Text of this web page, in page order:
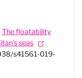
The floatability
seas
s41561-019-